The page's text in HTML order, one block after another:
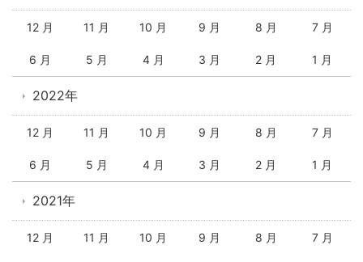
12 月 11 月 10 月 9 月 8 月 7 月
6 月 5 月 4 月 3 月 2 月 1 月
2022年
12 月 11 月 10 月 9 月 8 月 7 月
6 月 5 月 4 月 3 月 2 月 1 月
2021年
12 月 11 月 10 月 9 月 8 月 7 月